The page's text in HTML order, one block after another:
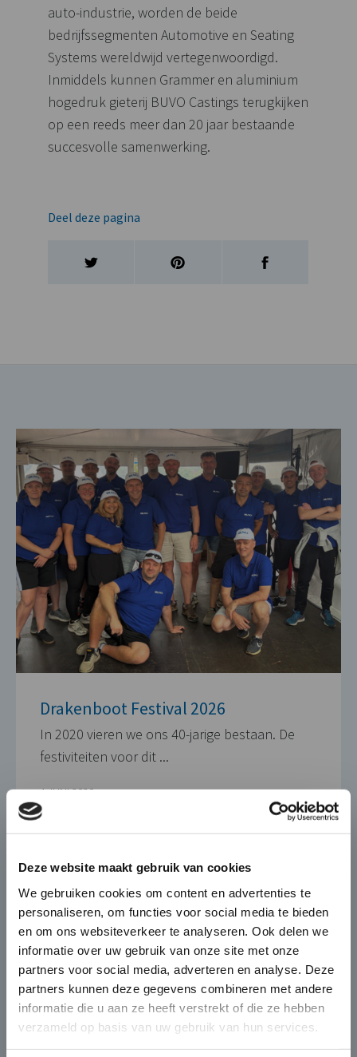
Deze website maakt gebruik van cookies
We gebruiken cookies om content en advertenties te
personaliseren, om functies voor social media te bieden
en om ons websiteverkeer te analyseren. Ook delen we
informatie over uw gebruik van onze site met onze
partners voor social media, adverteren en analyse. Deze
partners kunnen deze gegevens combineren met andere
informatie die u aan ze heeft verstrekt of die ze hebben
verzameld op basis van uw gebruik van hun services.
auto-industrie, worden de beide
bedrijfssegmenten Automotive en Seating
Systems wereldwijd vertegenwoordigd.
Inmiddels kunnen Grammer en aluminium
hogedruk gieterij BUVO Castings terugkijken
op een reeds meer dan 20 jaar bestaande
succesvolle samenwerking.
Deel deze pagina
Drakenboot Festival 2026
In 2020 vieren we ons 40-jarige bestaan. De
festiviteiten voor dit ...
4 JUNI 2020
Mobility
De automobiel markt verandert
snel en BUVO Castings speelt hier
naadloos op in met haar
complexe en high end gietdelen
die zorgen voor
gewichtsbesparing én
warmteafvoer in elektronisch
×